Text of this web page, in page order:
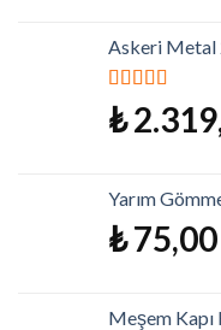
Askeri Metal
5 üzerinden
5.00oy aldı
₺
Yarım
₺75,00
Meşem